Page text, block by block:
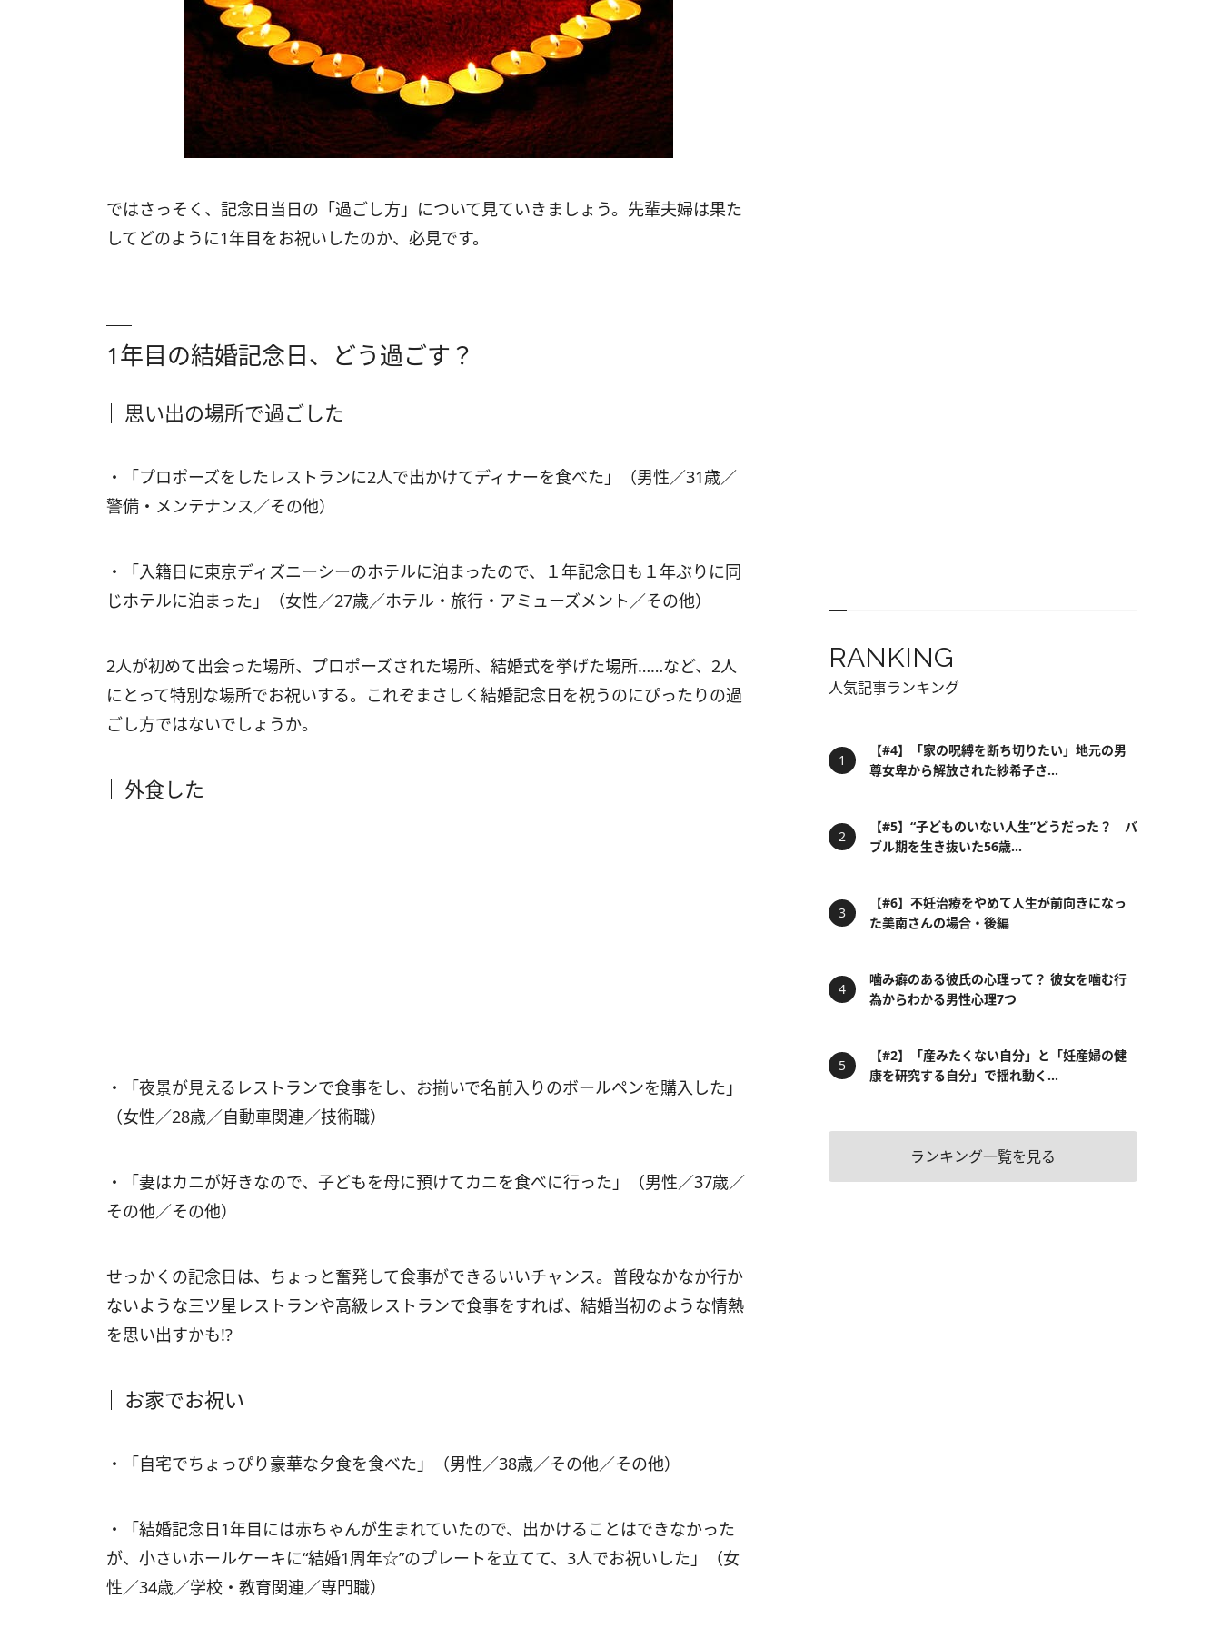
ではさっそく、記念日当日の「過ごし方」について見ていきましょう。先輩夫婦は果た
してどのように1年目をお祝いしたのか、必見です。
1年目の結婚記念日、どう過ごす？
思い出の場所で過ごした
・「プロポーズをしたレストランに2人で出かけてディナーを食べた」（男性／31歳／
警備・メンテナンス／その他）
・「入籍日に東京ディズニーシーのホテルに泊まったので、１年記念日も１年ぶりに同
じホテルに泊まった」（女性／27歳／ホテル・旅行・アミューズメント／その他）
2人が初めて出会った場所、プロポーズされた場所、結婚式を挙げた場所……など、2人
にとって特別な場所でお祝いする。これぞまさしく結婚記念日を祝うのにぴったりの過
ごし方ではないでしょうか。
外食した
・「夜景が見えるレストランで食事をし、お揃いで名前入りのボールペンを購入した」
（女性／28歳／自動車関連／技術職）
・「妻はカニが好きなので、子どもを母に預けてカニを食べに行った」（男性／37歳／
その他／その他）
せっかくの記念日は、ちょっと奮発して食事ができるいいチャンス。普段なかなか行か
ないような三ツ星レストランや高級レストランで食事をすれば、結婚当初のような情熱
を思い出すかも!?
お家でお祝い
・「自宅でちょっぴり豪華な夕食を食べた」（男性／38歳／その他／その他）
・「結婚記念日1年目には赤ちゃんが生まれていたので、出かけることはできなかった
が、小さいホールケーキに“結婚1周年☆”のプレートを立てて、3人でお祝いした」（女
性／34歳／学校・教育関連／専門職）
RANKING
人気記事ランキング
【#4】「家の呪縛を断ち切りたい」地元の男
尊女卑から解放された紗希子さ...
【#5】“子どものいない人生”どうだった？ バ
ブル期を生き抜いた56歳...
【#6】不妊治療をやめて人生が前向きになっ
た美南さんの場合・後編
噛み癖のある彼氏の心理って？ 彼女を噛む行
為からわかる男性心理7つ
【#2】「産みたくない自分」と「妊産婦の健
康を研究する自分」で揺れ動く...
ランキング一覧を見る